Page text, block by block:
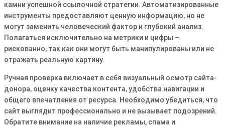
камни успешной ссылочной стратегии․ Автоматизированные
инструменты предоставляют ценную информацию, но не
могут заменить человеческий фактор и глубокий анализ․
Полагаться исключительно на метрики и цифры –
рискованно, так как они могут быть манипулированы или не
отражать реальную картину․
Ручная проверка включает в себя визуальный осмотр сайта-
донора, оценку качества контента, удобства навигации и
общего впечатления от ресурса․ Необходимо убедиться, что
сайт выглядит профессионально и не вызывает подозрений․
Обратите внимание на наличие рекламы, спама и